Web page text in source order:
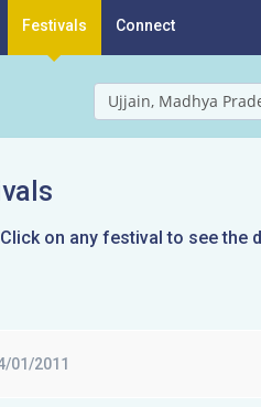
Festivals Connect
Ujjain, Madhya
on any festival to see the
01/2011